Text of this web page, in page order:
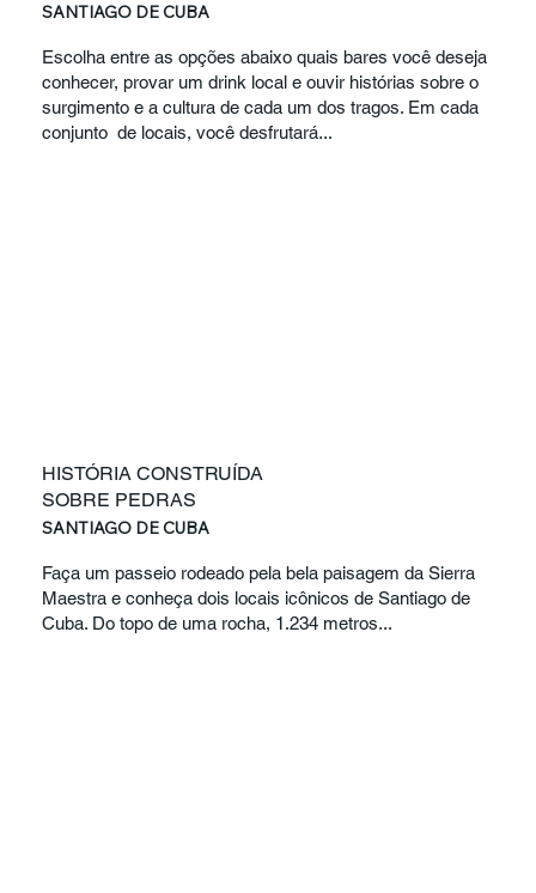
SANTIAGO DE CUBA
Escolha entre as opções abaixo quais bares você deseja
conhecer, provar um drink local e ouvir histórias sobre o
surgimento e a cultura de cada um dos tragos. Em cada
conjunto de locais, você desfrutará...
HISTÓRIA CONSTRUÍDA
SOBRE PEDRAS
SANTIAGO DE CUBA
Faça um passeio rodeado pela bela paisagem da Sierra
Maestra e conheça dois locais icônicos de Santiago de
Cuba. Do topo de uma rocha, 1.234 metros...